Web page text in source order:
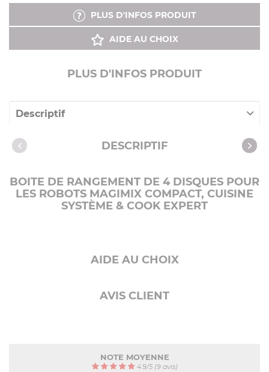
PLUS D'INFOS PRODUIT
AIDE AU CHOIX
PLUS D'INFOS PRODUIT
Descriptif
Caractéristiques
DESCRIPTIF
BOITE DE RANGEMENT DE 4 DISQUES POUR
LES ROBOTS MAGIMIX COMPACT, CUISINE
SYSTÈME & COOK EXPERT
AIDE AU CHOIX
AVIS CLIENT
NOTE MOYENNE
4.9/5(9 avis)